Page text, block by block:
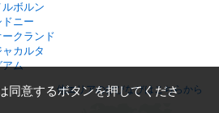
ボルン
ニー
クランド
カルタ
アム
他エリアのびびなびはこちらから
同意するボタンを押してくださ